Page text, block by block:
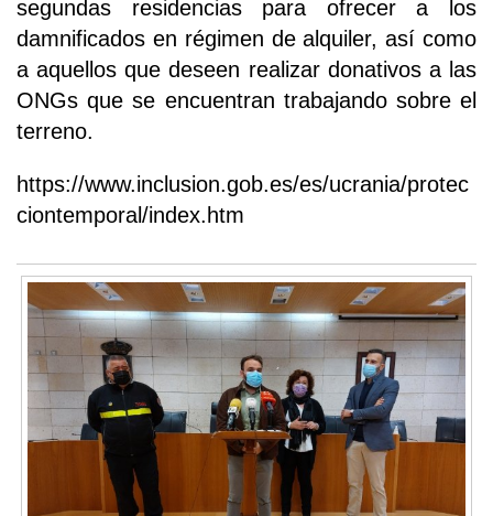
segundas residencias para ofrecer a los
damnificados en régimen de alquiler, así como
a aquellos que deseen realizar donativos a las
ONGs que se encuentran trabajando sobre el
terreno.
https://www.inclusion.gob.es/es/ucrania/protec
ciontemporal/index.htm